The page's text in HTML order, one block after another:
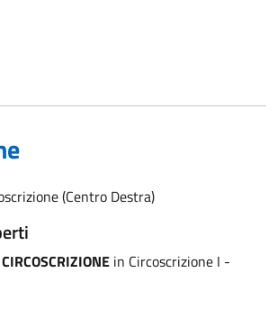
(Centro Destra)
in Circoscrizione I -